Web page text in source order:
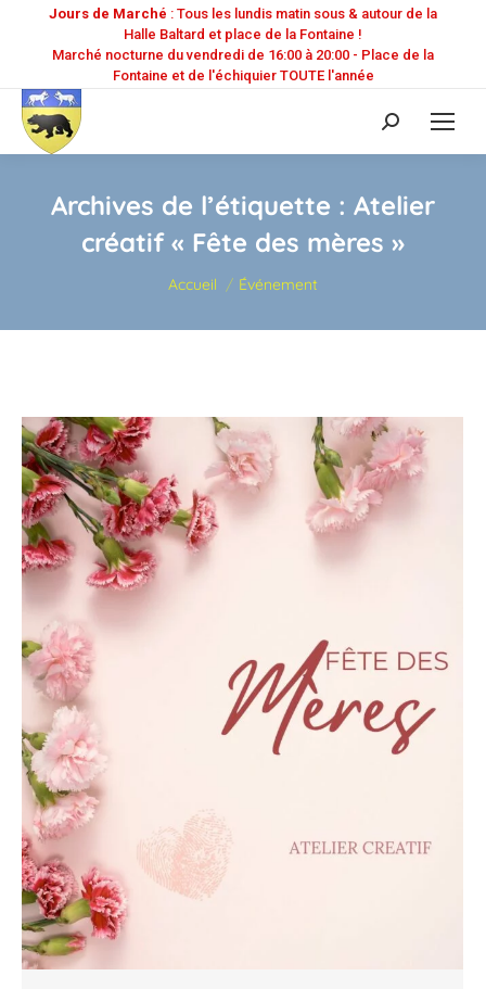
Jours de Marché : Tous les lundis matin sous & autour de la
Halle Baltard et place de la Fontaine !
Marché nocturne du vendredi de 16:00 à 20:00 - Place de la
Fontaine et de l'échiquier TOUTE l'année
Recherche
:
Archives de l’étiquette : Atelier
créatif « Fête des mères »
Vous êtes ici :
Accueil Événement